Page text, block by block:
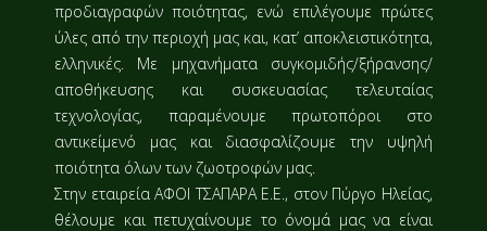
προδιαγραφών ποιότητας, ενώ επιλέγουμε πρώτες
ύλες από την περιοχή μας και, κατ’ αποκλειστικότητα,
ελληνικές. Με μηχανήματα συγκομιδής/ξήρανσης/
αποθήκευσης και συσκευασίας τελευταίας
τεχνολογίας, παραμένουμε πρωτοπόροι στο
αντικείμενό μας και διασφαλίζουμε την υψηλή
ποιότητα όλων των ζωοτροφών μας.
Στην εταιρεία ΑΦΟΙ ΤΣΑΠΑΡΑ Ε.Ε., στον Πύργο Ηλείας,
θέλουμε και πετυχαίνουμε το όνομά μας να είναι